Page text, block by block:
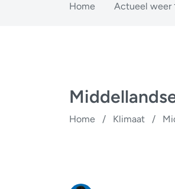
Home Actueel weer
Home / Klimaat /